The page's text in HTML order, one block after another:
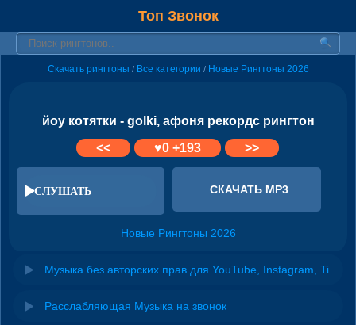
Топ Звонок
Скачать рингтоны / Все категории / Новые Рингтоны 2026
йоу котятки - golki, афоня рекордс рингтон
<<
♥0+193 >>
СЛУШАТЬ СКАЧАТЬ MP3
Новые Рингтоны 2026
Расслабляющая Музыка на звонок